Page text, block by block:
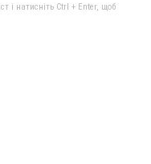
і натисніть Ctrl + Enter, щоб